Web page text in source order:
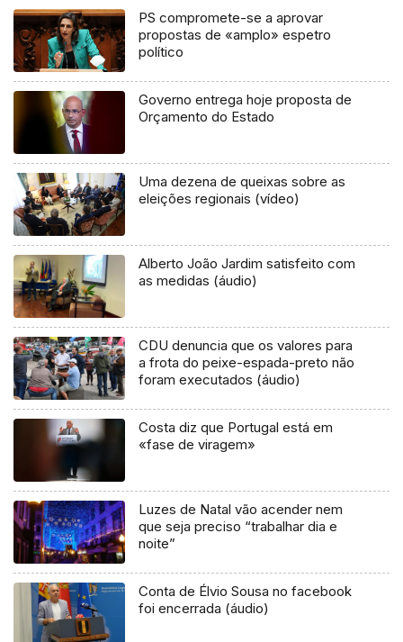
PS compromete-se a aprovar
propostas de «amplo» espetro
político
Governo entrega hoje proposta de
Orçamento do Estado
Uma dezena de queixas sobre as
eleições regionais (vídeo)
Alberto João Jardim satisfeito com
as medidas (áudio)
CDU denuncia que os valores para
a frota do peixe-espada-preto não
foram executados (áudio)
Costa diz que Portugal está em
«fase de viragem»
Luzes de Natal vão acender nem
que seja preciso “trabalhar dia e
noite”
Conta de Élvio Sousa no facebook
foi encerrada (áudio)